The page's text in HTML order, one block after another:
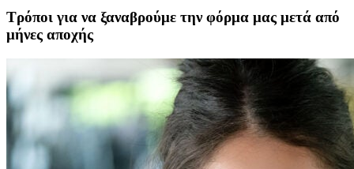
Τρόποι για να ξαναβρούμε την φόρμα μας μετά από
μήνες αποχής